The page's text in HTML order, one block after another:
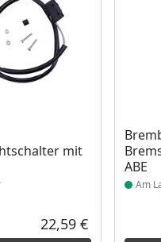
mit
Lager
Aktueller
22,59 €
ABE
Am